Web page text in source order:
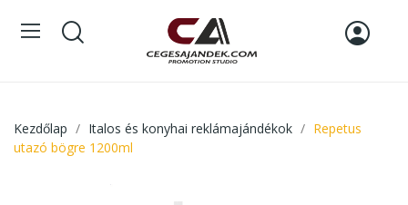
Kezdőlap Italos és konyhai reklámajándékok
Repetus
utazó bögre 1200ml